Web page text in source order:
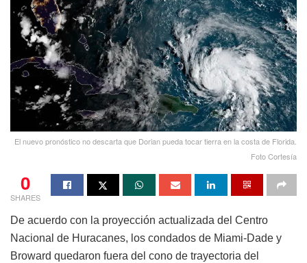
El nuevo pronóstico no descarta que Dorian pueda tocar tierra en la costa de Florida.
Foto Cortesía
0
SHARES
De acuerdo con la proyección actualizada del Centro
Nacional de Huracanes, los condados de Miami-Dade y
Broward quedaron fuera del cono de trayectoria del